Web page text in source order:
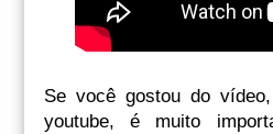
Se você gostou do
youtube, é muito